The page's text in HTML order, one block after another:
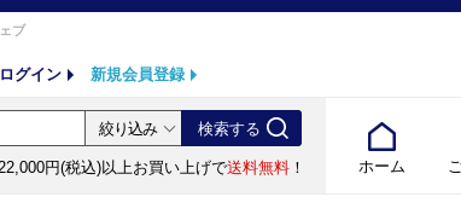
ブ
ログイン 新規会員登録
ホーム
円(税込)以上お買い上げで送料無料 ！